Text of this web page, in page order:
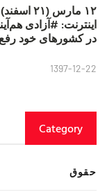
۱۲ مارس
در کشورهای خود
1397-12-22
Category
حقوق